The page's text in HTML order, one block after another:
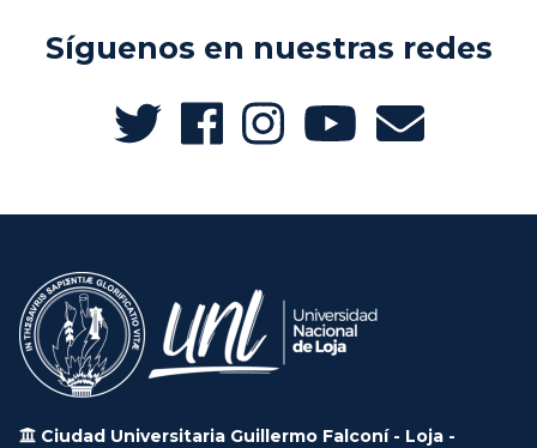
Síguenos en nuestras redes
Ciudad Universitaria Guillermo Falconí - Loja -